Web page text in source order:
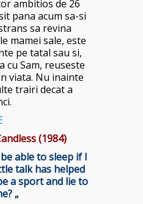
ambitios de 26
pana acum sa-si
sa revina
mamei sale, este
pe tatal sau si,
cu Sam, reuseste
viata. Nu inainte
trairi decat a
(1984)
be able to sleep if I
talk has helped
a sport and lie to
„